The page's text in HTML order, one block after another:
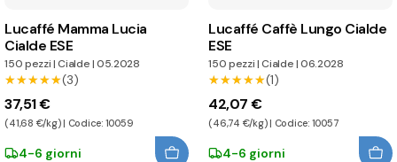
Lucaffé Mamma Lucia
Cialde ESE
150 pezzi|Cialde|05.2028
★★★★★
★★★★★(3)
37,51 €
(41,68 €/kg) | Codice: 10059
4-6 giorni
Lucaffé Caffè Lungo Cialde
ESE
150 pezzi|Cialde|06.2028
★★★★★
★★★★★(1)
42,07 €
(46,74 €/kg) | Codice: 10057
4-6 giorni